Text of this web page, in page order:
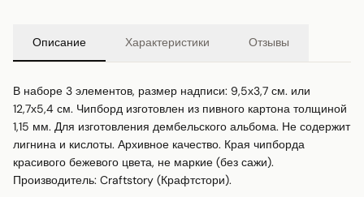
Описание Характеристики Отзывы
В наборе 3 элементов, размер надписи: 9,5х3,7 см. или
12,7х5,4 см. Чипборд изготовлен из пивного картона толщиной
1,15 мм. Для изготовления дембельского альбома. Не содержит
лигнина и кислоты. Архивное качество. Края чипборда
красивого бежевого цвета, не маркие (без сажи).
Производитель: Craftstory (Крафтстори).